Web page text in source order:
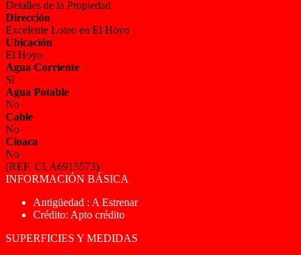
Detalles de la Propiedad
Dirección
Excelente Loteo en El Hoyo
Ubicación
El Hoyo
Agua Corriente
Sí
Agua Potable
No
Cable
No
Cloaca
No
(REF. CLA6915573)
INFORMACIÓN BÁSICA
Antigüedad : A Estrenar
Crédito: Apto crédito
SUPERFICIES Y MEDIDAS